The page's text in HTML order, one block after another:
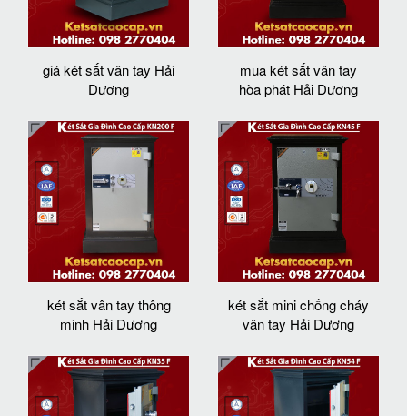
giá két sắt vân tay Hải
Dương
mua két sắt vân tay
hòa phát Hải Dương
két sắt vân tay thông
minh Hải Dương
két sắt mini chống cháy
vân tay Hải Dương